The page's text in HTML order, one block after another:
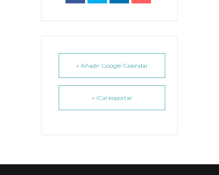
+ Añadir Google Calendar
+ iCal exportar